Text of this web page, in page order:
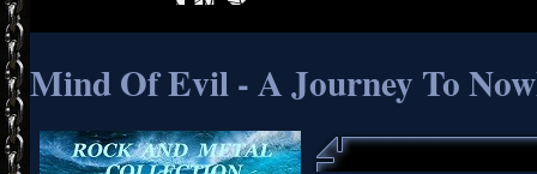
Mind Of Evil - A Journey To